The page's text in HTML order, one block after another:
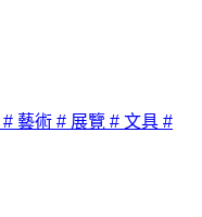
# 藝術 # 展覽 # 文具 #